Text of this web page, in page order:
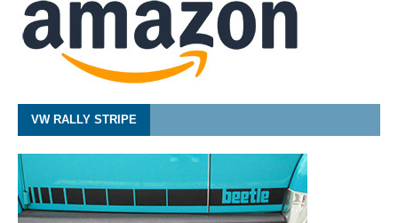
VW RALLY STRIPE